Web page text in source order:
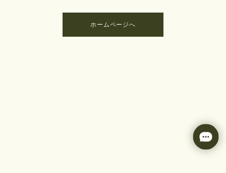
ホームページへ